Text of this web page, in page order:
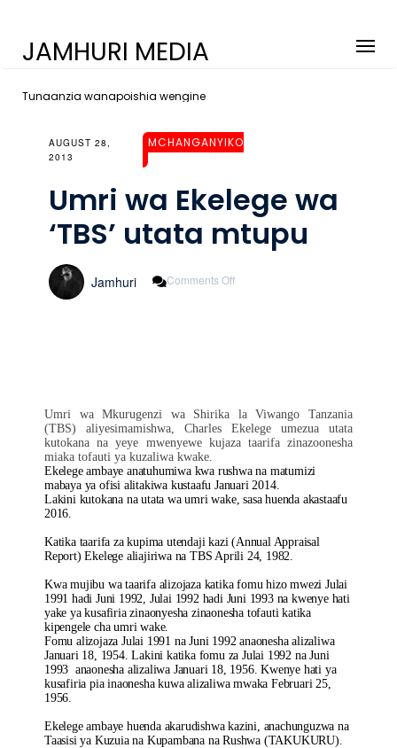
JAMHURI MEDIA
Tunaanzia wanapoishia wengine
AUGUST 28,
2013
MCHANGANYIKO
Umri wa Ekelege wa
‘TBS’ utata mtupu
Jamhuri Comments Off
Umri wa Mkurugenzi wa Shirika la Viwango Tanzania
(TBS) aliyesimamishwa, Charles Ekelege umezua utata
kutokana na yeye mwenyewe kujaza taarifa zinazoonesha
miaka tofauti ya kuzaliwa kwake.
Ekelege ambaye anatuhumiwa kwa rushwa na matumizi
mabaya ya ofisi alitakiwa kustaafu Januari 2014.
Lakini kutokana na utata wa umri wake, sasa huenda akastaafu
2016.
Katika taarifa za kupima utendaji kazi (Annual Appraisal
Report) Ekelege aliajiriwa na TBS Aprili 24, 1982.
Kwa mujibu wa taarifa alizojaza katika fomu hizo mwezi Julai
1991 hadi Juni 1992, Julai 1992 hadi Juni 1993 na kwenye hati
yake ya kusafiria zinaonyesha zinaonesha tofauti katika
kipengele cha umri wake.
Fomu alizojaza Julai 1991 na Juni 1992 anaonesha alizaliwa
Januari 18, 1954. Lakini katika fomu za Julai 1992 na Juni
1993 anaonesha alizaliwa Januari 18, 1956. Kwenye hati ya
kusafiria pia inaonesha kuwa alizaliwa mwaka Februari 25,
1956.
Ekelege ambaye huenda akarudishwa kazini, anachunguzwa na
Taasisi ya Kuzuia na Kupambana na Rushwa (TAKUKURU).